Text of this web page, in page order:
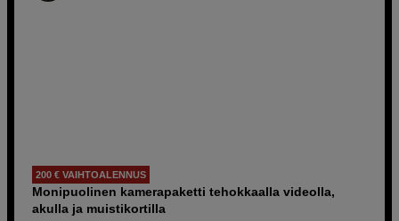
200 € VAIHTOALENNUS
Monipuolinen kamerapaketti tehokkaalla videolla,
akulla ja muistikortilla